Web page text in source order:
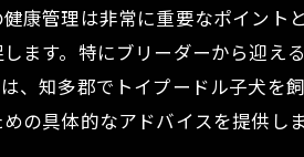
康管理は非常に重要なポイン
ます。特にブリーダーから迎
、知多郡でトイプードル子犬を
の具体的なアドバイスを提供